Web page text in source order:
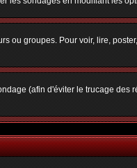
ou groupes. Pour voir, lire,
(afin d'éviter le trucage